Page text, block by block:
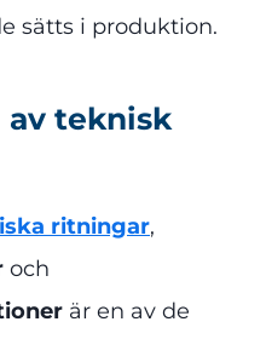
sätts i produktion.
teknisk
ritningar,
och
är en av de